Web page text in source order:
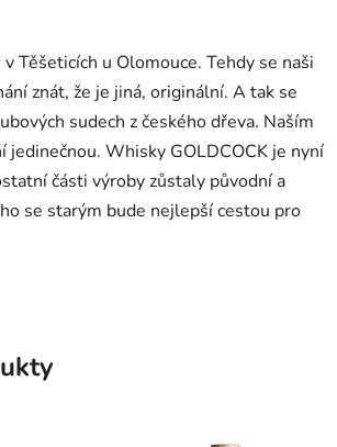
Těšeticích u Olomouce. Tehdy se naši
znát, že je jiná, originální. A tak se
sudech z českého dřeva. Naším
Whisky GOLDCOCK je nyní
části výroby zůstaly původní a
se starým bude nejlepší cestou pro